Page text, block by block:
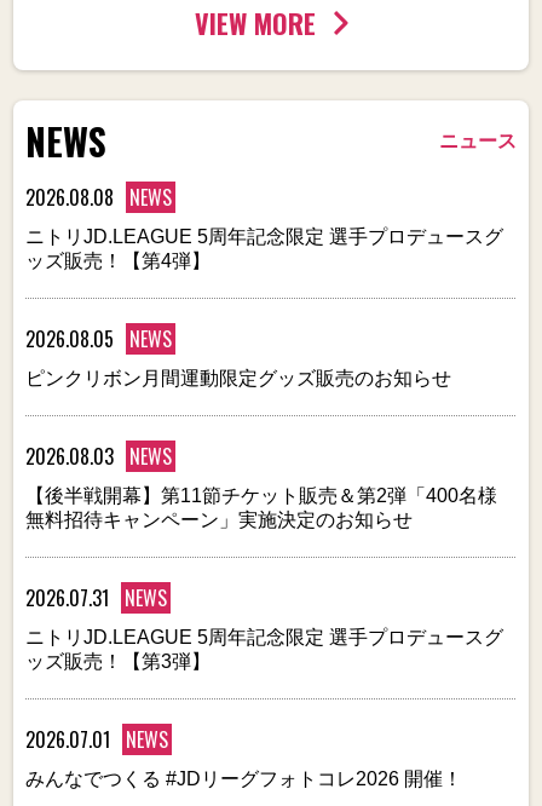
VIEW MORE
NEWS ニュース
2026.08.08 NEWS
ニトリJD.LEAGUE 5周年記念限定 選手プロデュースグ
ッズ販売！【第4弾】
2026.08.05 NEWS
ピンクリボン月間運動限定グッズ販売のお知らせ
2026.08.03 NEWS
【後半戦開幕】第11節チケット販売＆第2弾「400名様
無料招待キャンペーン」実施決定のお知らせ
2026.07.31 NEWS
ニトリJD.LEAGUE 5周年記念限定 選手プロデュースグ
ッズ販売！【第3弾】
2026.07.01 NEWS
みんなでつくる #JDリーグフォトコレ2026 開催！